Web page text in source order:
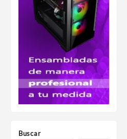
Buscar